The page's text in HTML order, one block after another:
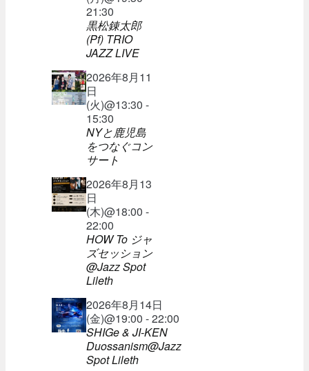
21:30
黒松錬太郎
(Pf) TRIO
JAZZ LIVE
2026年8月11
日
(火)@13:30 -
15:30
NYと鹿児島
をつなぐコン
サート
2026年8月13
日
(木)@18:00 -
22:00
HOW To ジャ
ズセッション
@Jazz Spot
Lileth
2026年8月14日
(金)@19:00 - 22:00
SHIGe & JI-KEN
Duossanism@Jazz
Spot Lileth